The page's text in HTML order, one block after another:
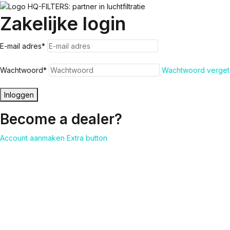
Zakelijke login
E-mail adres*
Wachtwoord* Wachtwoord
Inloggen
Become a dealer?
Account aanmaken Extra button